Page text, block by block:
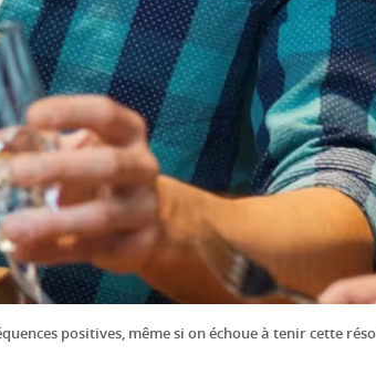
positives, même si on échoue à tenir cette